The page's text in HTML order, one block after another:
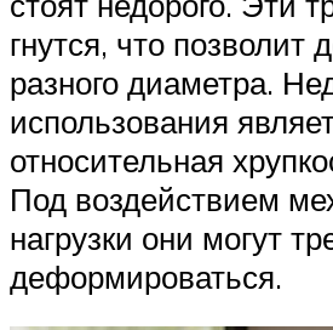
гнутся, что позволит
разного диаметра.
использования
относительная
Под воздействием
нагрузки они могут
деформироваться.